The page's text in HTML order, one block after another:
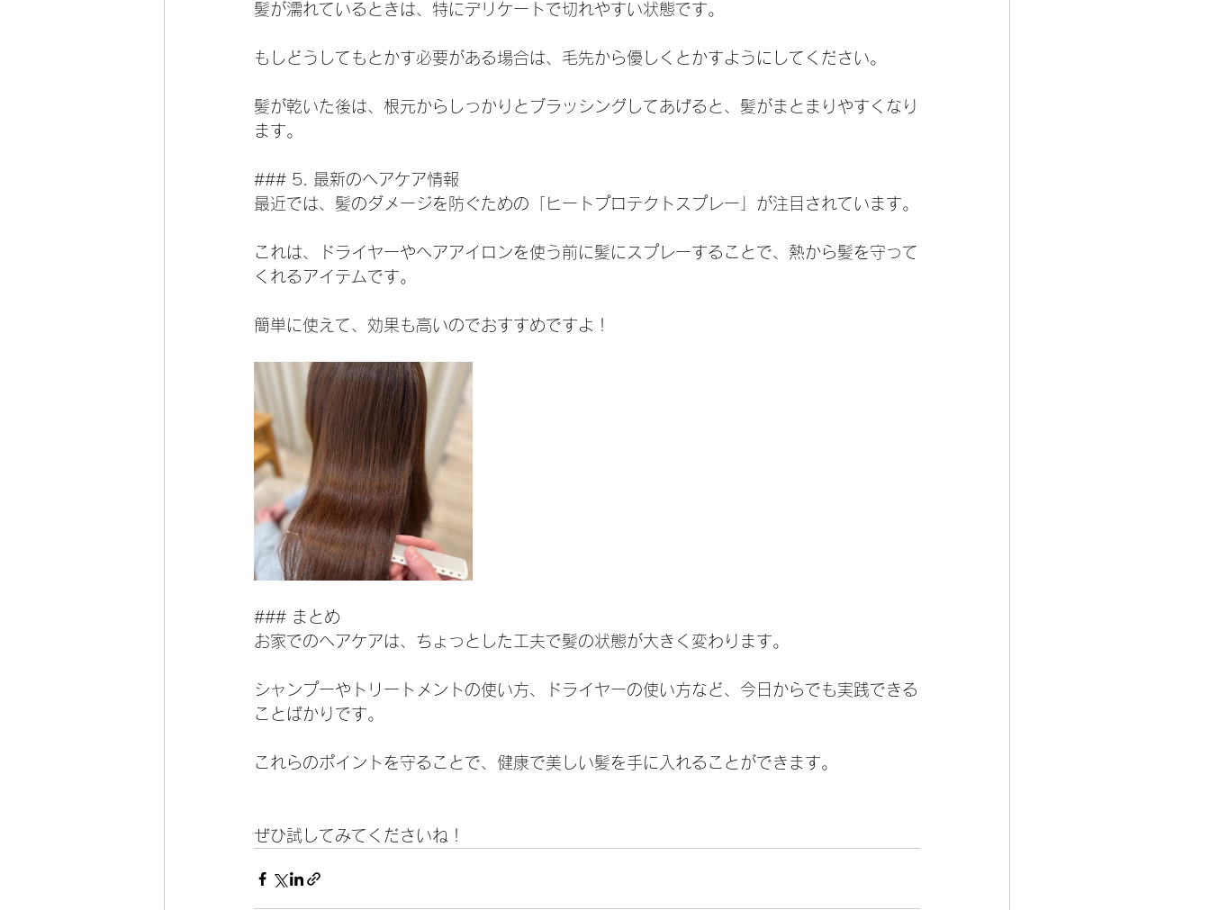
髪が濡れているときは、特にデリケートで切れやすい状態です。
もしどうしてもとかす必要がある場合は、毛先から優しくとかすようにしてください。
髪が乾いた後は、根元からしっかりとブラッシングしてあげると、髪がまとまりやすくなり
ます。
### 5. 最新のヘアケア情報
最近では、髪のダメージを防ぐための「ヒートプロテクトスプレー」が注目されています。
これは、ドライヤーやヘアアイロンを使う前に髪にスプレーすることで、熱から髪を守って
くれるアイテムです。
簡単に使えて、効果も高いのでおすすめですよ！
### まとめ
お家でのヘアケアは、ちょっとした工夫で髪の状態が大きく変わります。
シャンプーやトリートメントの使い方、ドライヤーの使い方など、今日からでも実践できる
ことばかりです。
これらのポイントを守ることで、健康で美しい髪を手に入れることができます。
ぜひ試してみてくださいね！